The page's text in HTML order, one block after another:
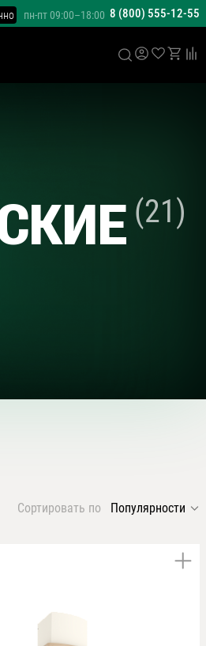
пн-пт 09:00–18:00 8 (800) 555-12-55
(21)
Сортировать по Популярности